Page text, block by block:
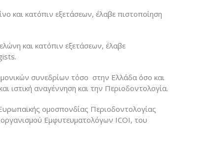
και κατόπιν εξετάσεων, έλαβε πιστοποίηση
και κατόπιν εξετάσεων, έλαβε
συνεδρίων τόσο στην Ελλάδα όσο και
ιστική αναγέννηση και την Περιοδοντολογία.
ομοσπονδίας Περιοδοντολογίας
Εμφυτευματολόγων ICOI, του